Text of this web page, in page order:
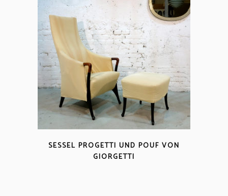
SESSEL PROGETTI UND POUF VON
GIORGETTI